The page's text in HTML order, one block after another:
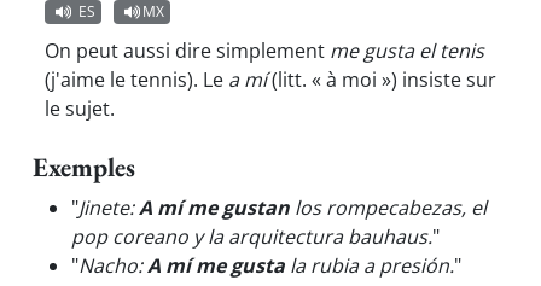
ES MX
On peut aussi dire simplement me gusta el tenis
(j'aime le tennis). Le a mí(litt. « à moi ») insiste sur
le sujet.
Exemples
"Jinete:A mí me gustan los rompecabezas, el
pop coreano y la arquitectura bauhaus."
"Nacho:A mí me gusta la rubia a presión."